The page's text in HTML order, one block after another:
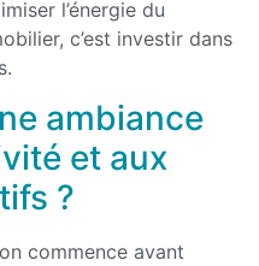
l’énergie du
c’est investir dans
ambiance
et aux
?
commence avant